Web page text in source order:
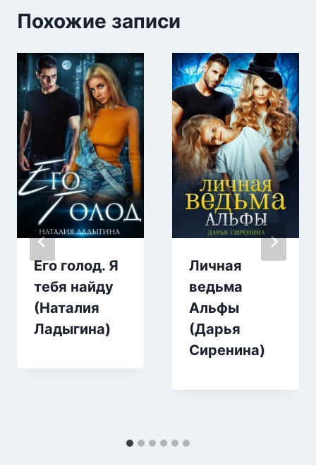
Похожие записи
Его голод. Я
тебя найду
(Наталия
Ладыгина)
Личная
ведьма
Альфы
(Дарья
Сиренина)